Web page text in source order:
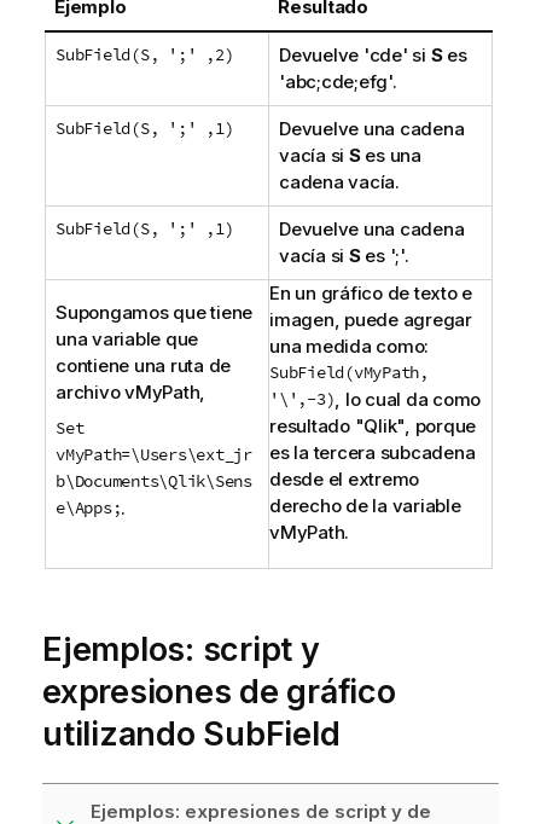
g
e
e
n
Ejemplo Resultado
SubField(S, ';' ,2) Devuelve 'cde' si Ses
'abc;cde;efg'.
SubField(S, ';' ,1)
Devuelve una cadena
vacía si Ses una
cadena vacía.
SubField(S, ';' ,1)
Devuelve una cadena
vacía si Ses ';'.
Supongamos que tiene
una variable que
contiene una ruta de
archivovMyPath,
Set
vMyPath=\Users\ext_jr
b\Documents\Qlik\Sens
e\Apps;.
En un gráfico de texto e
imagen, puede agregar
una medida como:
SubField(vMyPath,
'\',-3), lo cual da como
resultado "Qlik", porque
es la tercera subcadena
desde el extremo
derecho de la variable
vMyPath.
Ejemplos: script y
expresiones de gráfico
utilizando SubField
Ejemplos: expresiones de script y de